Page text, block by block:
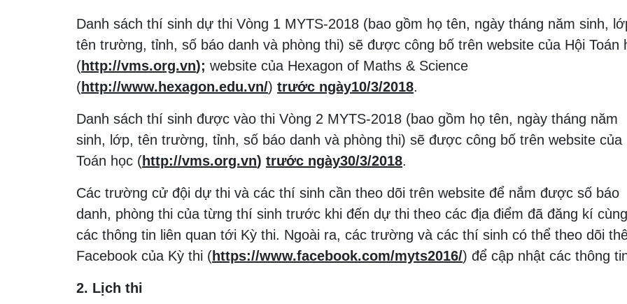
Danh sách thí sinh dự thi Vòng 1 MYTS-2018 (bao gồm họ tên, ngày tháng năm sinh,
tên trường, tỉnh, số báo danh và phòng thi) sẽ được công bố trên website của Hội Toán
(http://vms.org.vn); website của Hexagon of Maths & Science
(http://www.hexagon.edu.vn/)trước ngày10/3/2018.
Danh sách thí sinh được vào thi Vòng 2 MYTS-2018 (bao gồm họ tên, ngày tháng năm
sinh, lớp, tên trường, tỉnh, số báo danh và phòng thi) sẽ được công bố trên website của
Toán học (http://vms.org.vn)trước ngày30/3/2018.
Các trường cử đội dự thi và các thí sinh cần theo dõi trên website để nắm được số báo
danh, phòng thi của từng thí sinh trước khi đến dự thi theo các địa điểm đã đăng kí cùng
các thông tin liên quan tới Kỳ thi. Ngoài ra, các trường và các thí sinh có thể theo dõi
Facebook của Kỳ thi (https://www.facebook.com/myts2016/) để cập nhật các thông
2. Lịch thi